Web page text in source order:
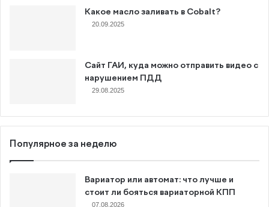
Какое масло заливать в Cobalt?
20.09.2025
Сайт ГАИ, куда можно отправить видео с
нарушением ПДД
29.08.2025
Популярное за неделю
Вариатор или автомат: что лучше и
стоит ли бояться вариаторной КПП
07.08.2026